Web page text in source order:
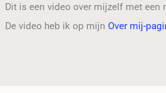
Dit is een video over mijzelf met een
De video heb ik op mijn Over mij-